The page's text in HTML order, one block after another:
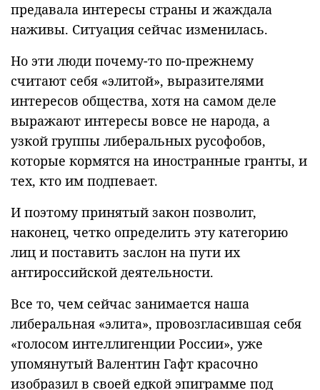
предавала интересы страны и жаждала
наживы. Ситуация сейчас изменилась.
Но эти люди почему-то по-прежнему
считают себя «элитой», выразителями
интересов общества, хотя на самом деле
выражают интересы вовсе не народа, а
узкой группы либеральных русофобов,
которые кормятся на иностранные гранты, и
тех, кто им подпевает.
И поэтому принятый закон позволит,
наконец, четко определить эту категорию
лиц и поставить заслон на пути их
антироссийской деятельности.
Все то, чем сейчас занимается наша
либеральная «элита», провозгласившая себя
«голосом интеллигенции России», уже
упомянутый Валентин Гафт красочно
изобразил в своей едкой эпиграмме под